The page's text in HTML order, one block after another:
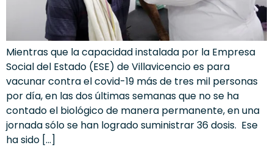
Mientras que la capacidad instalada por la Empresa
Social del Estado (ESE) de Villavicencio es para
vacunar contra el covid-19 más de tres mil personas
por día, en las dos últimas semanas que no se ha
contado el biológico de manera permanente, en una
jornada sólo se han logrado suministrar 36 dosis. Ese
ha sido […]